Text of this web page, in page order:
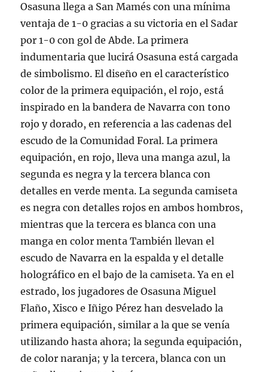
Osasuna llega a San Mamés con una mínima
ventaja de 1-0 gracias a su victoria en el Sadar
por 1-0 con gol de Abde. La primera
indumentaria que lucirá Osasuna está cargada
de simbolismo. El diseño en el característico
color de la primera equipación, el rojo, está
inspirado en la bandera de Navarra con tono
rojo y dorado, en referencia a las cadenas del
escudo de la Comunidad Foral. La primera
equipación, en rojo, lleva una manga azul, la
segunda es negra y la tercera blanca con
detalles en verde menta. La segunda camiseta
es negra con detalles rojos en ambos hombros,
mientras que la tercera es blanca con una
manga en color menta También llevan el
escudo de Navarra en la espalda y el detalle
holográfico en el bajo de la camiseta. Ya en el
estrado, los jugadores de Osasuna Miguel
Flaño, Xisco e Iñigo Pérez han desvelado la
primera equipación, similar a la que se venía
utilizando hasta ahora; la segunda equipación,
de color naranja; y la tercera, blanca con un